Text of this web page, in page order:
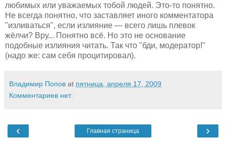
любимых или уважаемых тобой людей. Это-то понятно.
Не всегда понятно, что заставляет иного комментатора
"изливаться", если излияние — всего лишь плевок
жёлчи? Вру... Понятно всё. Но это не основание
подобные излияния читать. Так что "бди, модератор!"
(надо же: сам себя процитировал).
Владимир Попов at пятница, апреля 17, 2009
Комментариев нет:
‹ ›
Главная страница